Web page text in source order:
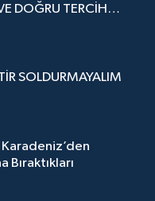
DOĞRU TERCİH
SOLDURMAYALIM
Karadeniz’den
Bıraktıkları